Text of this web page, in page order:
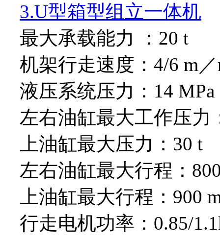
3.U型箱型组立一体机
最大承载能力 ：20 t
机架行走速度：4/6 m
液压系统压力：14 MPa
左右油缸最大工作压力
上油缸最大压力：30 t
左右油缸最大行程：
上油缸最大行程：900
行走电机功率：0.85/